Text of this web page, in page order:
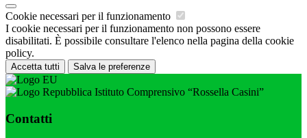
Cookie necessari per il funzionamento
I cookie necessari per il funzionamento non possono essere
disabilitati. È possibile consultare l'elenco nella pagina della cookie
policy.
Accetta tutti Salva le preferenze
Istituto Comprensivo “Rossella Casini”
Contatti